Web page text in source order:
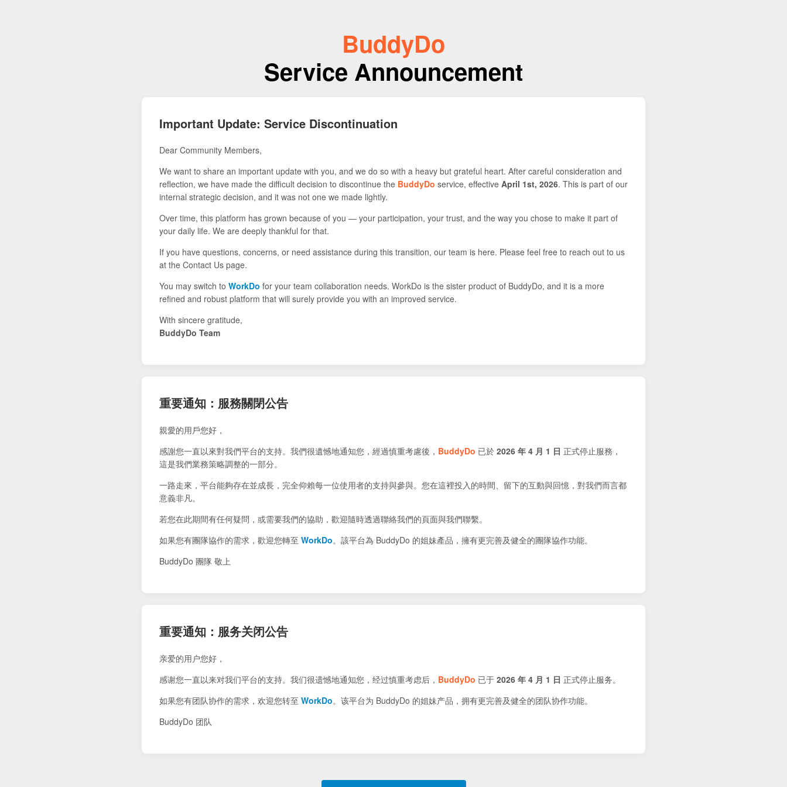
BuddyDo
Service Announcement
Important Update: Service Discontinuation
Dear Community Members,
We want to share an important update with you, and we do so with a heavy but grateful heart. After careful consideration and
reflection, we have made the difficult decision to discontinue the BuddyDo service, effective April 1st, 2026. This is part of our
internal strategic decision, and it was not one we made lightly.
Over time, this platform has grown because of you — your participation, your trust, and the way you chose to make it part of
your daily life. We are deeply thankful for that.
If you have questions, concerns, or need assistance during this transition, our team is here. Please feel free to reach out to us
at the Contact Us page.
You may switch to WorkDo for your team collaboration needs. WorkDo is the sister product of BuddyDo, and it is a more
refined and robust platform that will surely provide you with an improved service.
With sincere gratitude,
BuddyDo Team
重要通知：服務關閉公告
親愛的用戶您好，
感謝您一直以來對我們平台的支持。我們很遺憾地通知您，經過慎重考慮後， BuddyDo 已於 2026 年 4 月 1 日 正式停止服務，
這是我們業務策略調整的一部分。
一路走來，平台能夠存在並成長，完全仰賴每一位使用者的支持與參與。您在這裡投入的時間、留下的互動與回憶，對我們而言都
意義非凡。
若您在此期間有任何疑問，或需要我們的協助，歡迎隨時透過聯絡我們的頁面與我們聯繫。
如果您有團隊協作的需求，歡迎您轉至 WorkDo。該平台為 BuddyDo 的姐妹產品，擁有更完善及健全的團隊協作功能。
BuddyDo 團隊 敬上
重要通知：服务关闭公告
亲爱的用户您好，
感谢您一直以来对我们平台的支持。我们很遗憾地通知您，经过慎重考虑后， BuddyDo 已于 2026 年 4 月 1 日 正式停止服务。
如果您有团队协作的需求，欢迎您转至 WorkDo。该平台为 BuddyDo 的姐妹产品，拥有更完善及健全的团队协作功能。
BuddyDo 团队